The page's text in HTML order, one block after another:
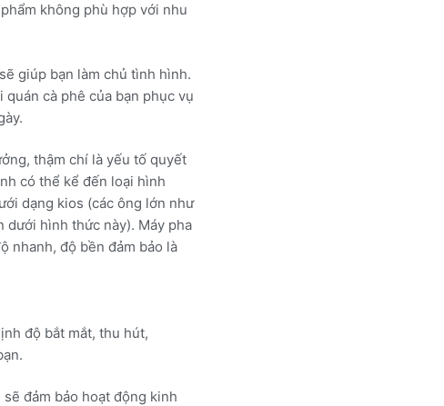
không phù hợp với nhu
giúp bạn làm chủ tình hình.
cà phê của bạn phục vụ
thậm chí là yếu tố quyết
có thể kể đến loại hình
dạng kios (các ông lớn như
dưới hình thức này). Máy pha
nhanh, độ bền đảm bảo là
độ bắt mắt, thu hút,
đảm bảo hoạt động kinh